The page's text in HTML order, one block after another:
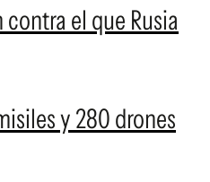
el que Rusia
y 280 drones